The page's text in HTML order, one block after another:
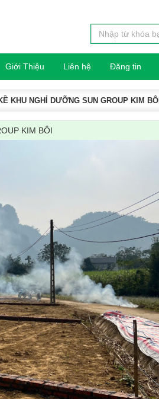
Giới Thiệu Liên hệ Đăng tin
KHU NGHỈ DƯỠNG SUN GROUP KIM BÔI
KIM BÔI